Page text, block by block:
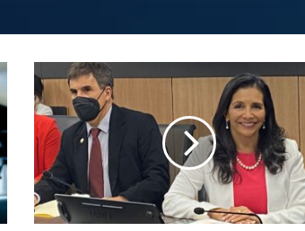
Diputada
Paulina
Ramírez
presidirá
Comisión
de
Asuntos
Hacendarios